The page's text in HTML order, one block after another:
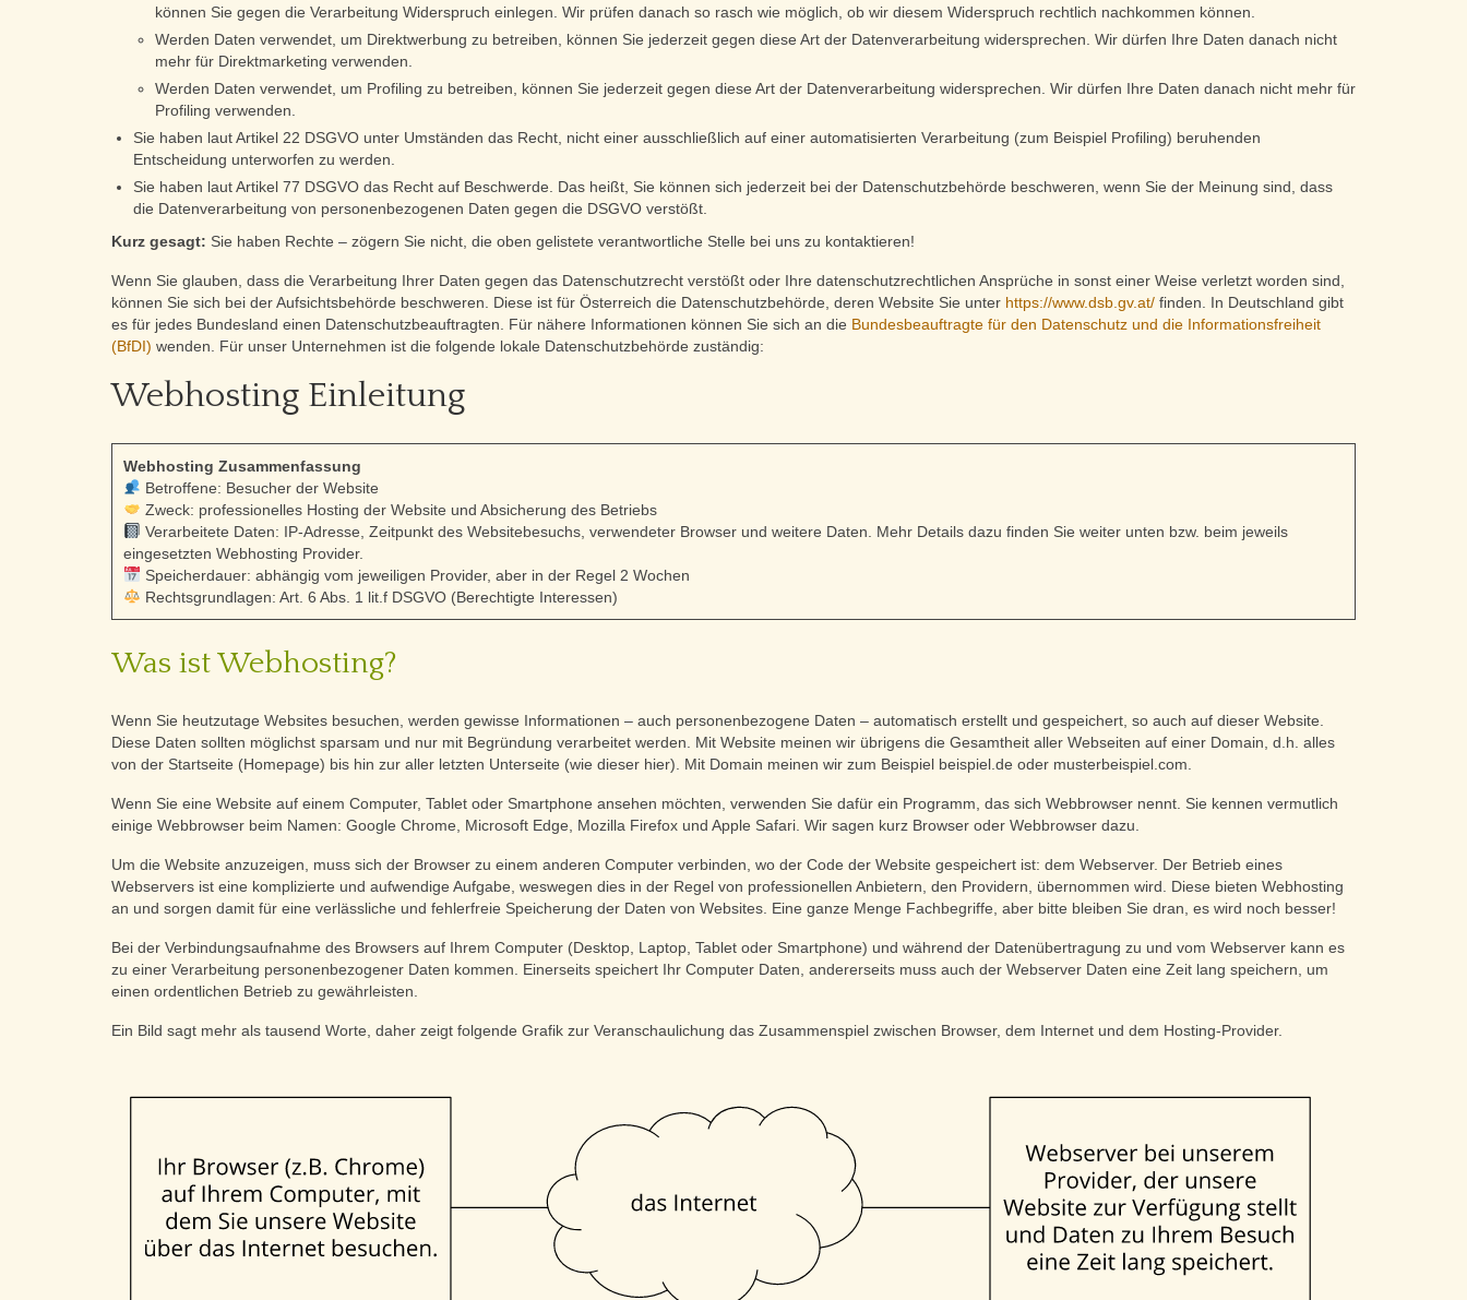
können Sie gegen die Verarbeitung Widerspruch einlegen. Wir prüfen danach so rasch wie möglich, ob wir diesem Widerspruch rechtlich nachkommen können.
Werden Daten verwendet, um Direktwerbung zu betreiben, können Sie jederzeit gegen diese Art der Datenverarbeitung widersprechen. Wir dürfen Ihre Daten danach nicht
mehr für Direktmarketing verwenden.
Werden Daten verwendet, um Profiling zu betreiben, können Sie jederzeit gegen diese Art der Datenverarbeitung widersprechen. Wir dürfen Ihre Daten danach nicht mehr für
Profiling verwenden.
Sie haben laut Artikel 22 DSGVO unter Umständen das Recht, nicht einer ausschließlich auf einer automatisierten Verarbeitung (zum Beispiel Profiling) beruhenden
Entscheidung unterworfen zu werden.
Sie haben laut Artikel 77 DSGVO das Recht auf Beschwerde. Das heißt, Sie können sich jederzeit bei der Datenschutzbehörde beschweren, wenn Sie der Meinung sind, dass
die Datenverarbeitung von personenbezogenen Daten gegen die DSGVO verstößt.
Kurz gesagt: Sie haben Rechte – zögern Sie nicht, die oben gelistete verantwortliche Stelle bei uns zu kontaktieren!
Wenn Sie glauben, dass die Verarbeitung Ihrer Daten gegen das Datenschutzrecht verstößt oder Ihre datenschutzrechtlichen Ansprüche in sonst einer Weise verletzt worden sind,
können Sie sich bei der Aufsichtsbehörde beschweren. Diese ist für Österreich die Datenschutzbehörde, deren Website Sie unter https://www.dsb.gv.at/ finden. In Deutschland gibt
es für jedes Bundesland einen Datenschutzbeauftragten. Für nähere Informationen können Sie sich an die Bundesbeauftragte für den Datenschutz und die Informationsfreiheit
(BfDI) wenden. Für unser Unternehmen ist die folgende lokale Datenschutzbehörde zuständig:
Webhosting Einleitung
Webhosting Zusammenfassung
Betroffene: Besucher der Website
Zweck: professionelles Hosting der Website und Absicherung des Betriebs
Verarbeitete Daten: IP-Adresse, Zeitpunkt des Websitebesuchs, verwendeter Browser und weitere Daten. Mehr Details dazu finden Sie weiter unten bzw. beim jeweils
eingesetzten Webhosting Provider.
Speicherdauer: abhängig vom jeweiligen Provider, aber in der Regel 2 Wochen
Rechtsgrundlagen: Art. 6 Abs. 1 lit.f DSGVO (Berechtigte Interessen)
Was ist Webhosting?
Wenn Sie heutzutage Websites besuchen, werden gewisse Informationen – auch personenbezogene Daten – automatisch erstellt und gespeichert, so auch auf dieser Website.
Diese Daten sollten möglichst sparsam und nur mit Begründung verarbeitet werden. Mit Website meinen wir übrigens die Gesamtheit aller Webseiten auf einer Domain, d.h. alles
von der Startseite (Homepage) bis hin zur aller letzten Unterseite (wie dieser hier). Mit Domain meinen wir zum Beispiel beispiel.de oder musterbeispiel.com.
Wenn Sie eine Website auf einem Computer, Tablet oder Smartphone ansehen möchten, verwenden Sie dafür ein Programm, das sich Webbrowser nennt. Sie kennen vermutlich
einige Webbrowser beim Namen: Google Chrome, Microsoft Edge, Mozilla Firefox und Apple Safari. Wir sagen kurz Browser oder Webbrowser dazu.
Um die Website anzuzeigen, muss sich der Browser zu einem anderen Computer verbinden, wo der Code der Website gespeichert ist: dem Webserver. Der Betrieb eines
Webservers ist eine komplizierte und aufwendige Aufgabe, weswegen dies in der Regel von professionellen Anbietern, den Providern, übernommen wird. Diese bieten Webhosting
an und sorgen damit für eine verlässliche und fehlerfreie Speicherung der Daten von Websites. Eine ganze Menge Fachbegriffe, aber bitte bleiben Sie dran, es wird noch besser!
Bei der Verbindungsaufnahme des Browsers auf Ihrem Computer (Desktop, Laptop, Tablet oder Smartphone) und während der Datenübertragung zu und vom Webserver kann es
zu einer Verarbeitung personenbezogener Daten kommen. Einerseits speichert Ihr Computer Daten, andererseits muss auch der Webserver Daten eine Zeit lang speichern, um
einen ordentlichen Betrieb zu gewährleisten.
Ein Bild sagt mehr als tausend Worte, daher zeigt folgende Grafik zur Veranschaulichung das Zusammenspiel zwischen Browser, dem Internet und dem Hosting-Provider.